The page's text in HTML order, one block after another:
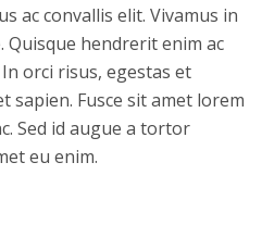
ac convallis elit. Vivamus in
hendrerit enim ac
orci risus, egestas et
sapien. Fusce sit amet lorem
Sed id augue a tortor
eu enim.